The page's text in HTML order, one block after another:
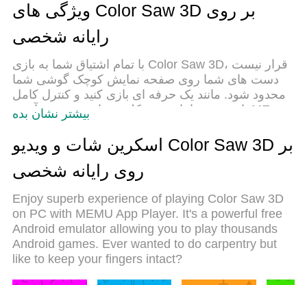
ویژگی های Color Saw 3D بر روی
رایانه شخصی
با تمام اشتیاق شما به بازی Color Saw 3D، قرار نیست
دست های شما روی صفحه نمایش کوچک گوشی شما
محدود شود. مانند یک حرفه ای بازی کنید و کنترل کامل
بازی خود را با صفحه کلید و ماوس بدست آورید.MEmu
همه ی انتظاراتی که دارید را برآورده می کند.Color
Saw 3D را بر روی رایانه شخصی دانلود و بازی کنید. تا
زمانی که می خواهید بازی کنید، دیگر محدودیتی در
باتری، داده تلفن همراه و تماس های مزاحم وجود
Color Saw 3D روی رایانه شخصی است. با تخصص ما،
سیستم keymapping از پیش تعیین شده عالی،Color
Saw 3D را به یک بازی رایانه شخصی واقعی تبدیل می
کند.مدیریت چند موردی MEmu امکان اجرای 2 یا چندین
حساب در یک دستگاه را فراهم می کند.و مهم‌تر از همه،
بیشتر نشان بده
اسکرین شات و ویدیو Color Saw 3D بر
روی رایانه شخصی
Enjoy superb experience of playing Color Saw 3D
on PC with MEMU App Player. It's a powerful free
Android emulator allowing you to play thousands
Android games. Ever wanted to do carpentry but
like to keep your fingers intact?